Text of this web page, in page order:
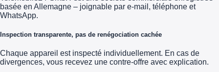
basée en Allemagne – joignable par e-mail, téléphone et
WhatsApp.
Inspection transparente, pas de renégociation cachée
Chaque appareil est inspecté individuellement. En cas de
divergences, vous recevez une contre-offre avec explication.